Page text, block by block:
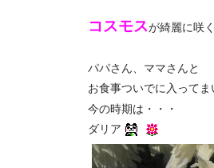
コスモスが綺麗に咲
パパさん、ママさんと
お食事ついでに入って
今の時期は・・・
ダリア